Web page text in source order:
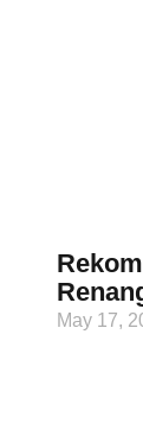
May 17,